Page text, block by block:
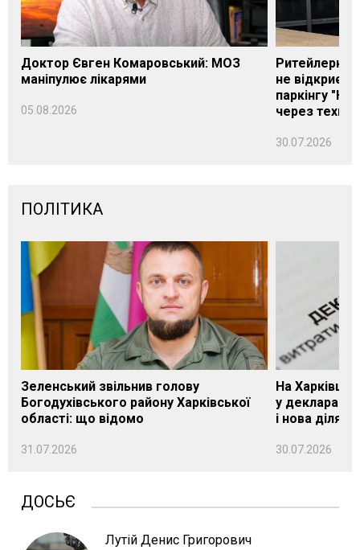
Доктор Євген Комаровський: МОЗ
маніпулює лікарями
05.08.2026
Ритейлерка
не
паркінгу
через
30.07.2026
ПОЛІТИКА
Зеленський звільнив голову
Богодухівського району Харківської
області: що відомо
31.07.2026
На
у декларації
і нова
30.07.2026
ДОСЬЄ
Лутій Денис Григорович